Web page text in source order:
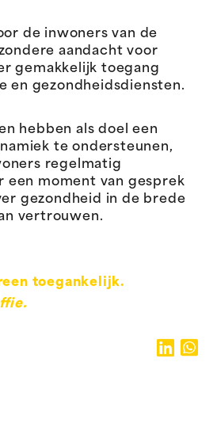
de inwoners van de
aandacht voor
gemakkelijk toegang
en gezondheidsdiensten.
hebben als doel een
te ondersteunen,
regelmatig
een moment van gesprek
gezondheid in de brede
vertrouwen.
toegankelijk.